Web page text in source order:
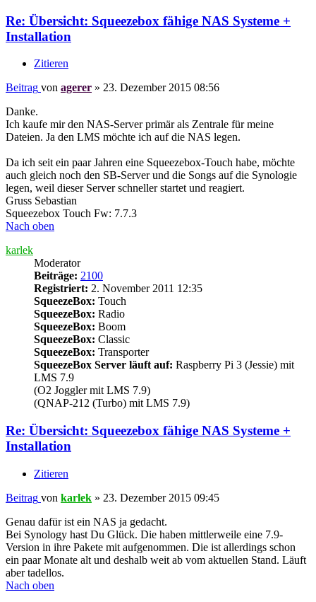
Re: Übersicht: Squeezebox fähige NAS Systeme +
Installation
Zitieren
Beitrag von agerer » 23. Dezember 2015 08:56
Danke.
Ich kaufe mir den NAS-Server primär als Zentrale für meine
Dateien. Ja den LMS möchte ich auf die NAS legen.
Da ich seit ein paar Jahren eine Squeezebox-Touch habe, möchte
auch gleich noch den SB-Server und die Songs auf die Synologie
legen, weil dieser Server schneller startet und reagiert.
Gruss Sebastian
Squeezebox Touch Fw: 7.7.3
Nach oben
karlek
Moderator
Beiträge: 2100
Registriert: 2. November 2011 12:35
SqueezeBox: Touch
SqueezeBox: Radio
SqueezeBox: Boom
SqueezeBox: Classic
SqueezeBox: Transporter
SqueezeBox Server läuft auf: Raspberry Pi 3 (Jessie) mit
LMS 7.9
(O2 Joggler mit LMS 7.9)
(QNAP-212 (Turbo) mit LMS 7.9)
Re: Übersicht: Squeezebox fähige NAS Systeme +
Installation
Zitieren
Beitrag von karlek » 23. Dezember 2015 09:45
Genau dafür ist ein NAS ja gedacht.
Bei Synology hast Du Glück. Die haben mittlerweile eine 7.9-
Version in ihre Pakete mit aufgenommen. Die ist allerdings schon
ein paar Monate alt und deshalb weit ab vom aktuellen Stand. Läuft
aber tadellos.
Nach oben